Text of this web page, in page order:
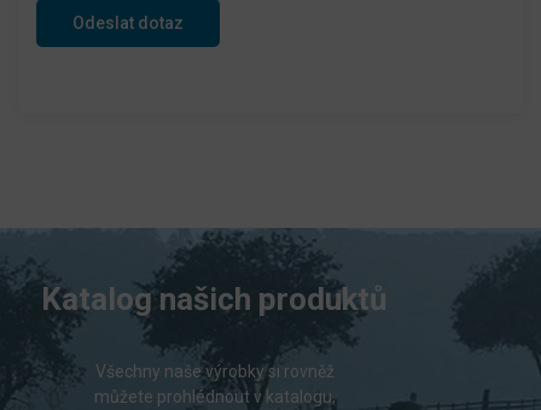
Katalog našich produktů
Všechny naše výrobky si rovněž
můžete prohlédnout v katalogu,